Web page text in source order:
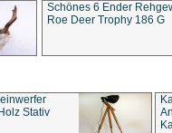
Schönes 6 Ender
Roe Deer Trophy 186 G
Stativ